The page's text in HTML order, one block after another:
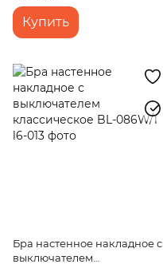
Купить
Бра настенное накладное с
выключателем